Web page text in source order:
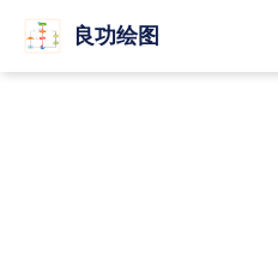
良功绘图